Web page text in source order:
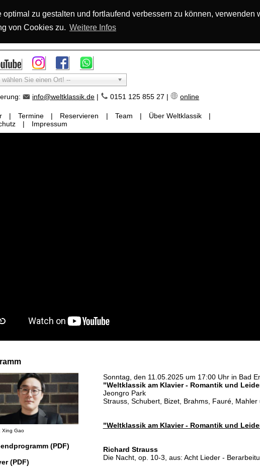
optimal zu gestalten und fortlaufend verbessern zu können,
von Cookies zu. Weitere Infos
wählen Sie einen Ort! --
info@weltklassik.de | 0151 125 855 27 | online
| Termine | Reservieren | Team | Über Weltklassik
|
| Impressum
Xing Gao
(PDF)
(PDF)
Sonntag, den 11.05.2025 um 17:00 Uhr in Bad
"Weltklassik am Klavier - Romantik und
Jeongro Park
Strauss, Schubert, Bizet, Brahms, Fauré, Mahler
"Weltklassik am Klavier - Romantik und
Richard Strauss
Die Nacht, op. 10-3, aus: Acht Lieder -